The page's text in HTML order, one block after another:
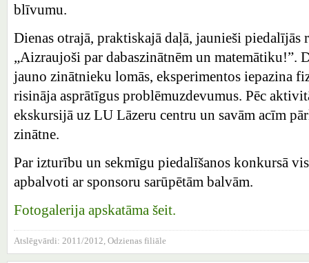
blīvumu.
Dienas otrajā, praktiskajā daļā, jaunieši piedalījās
„Aizraujoši par dabaszinātnēm un matemātiku!”.
jauno zinātnieku lomās, eksperimentos iepazina
risināja asprātīgus problēmuzdevumus. Pēc
ekskursijā uz LU Lāzeru centru un savām acīm
zinātne.
Par izturību un sekmīgu piedalīšanos konkursā
apbalvoti ar sponsoru sarūpētām balvām.
Fotogalerija apskatāma šeit.
Atslēgvārdi: 2011/2012 Odzienas filiāle